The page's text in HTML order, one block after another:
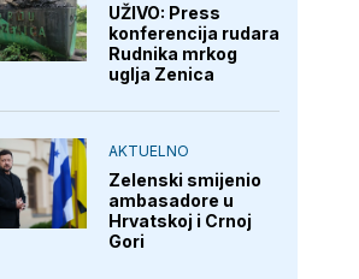
UŽIVO: Press
konferencija rudara
Rudnika mrkog
uglja Zenica
AKTUELNO
Zelenski smijenio
ambasadore u
Hrvatskoj i Crnoj
Gori